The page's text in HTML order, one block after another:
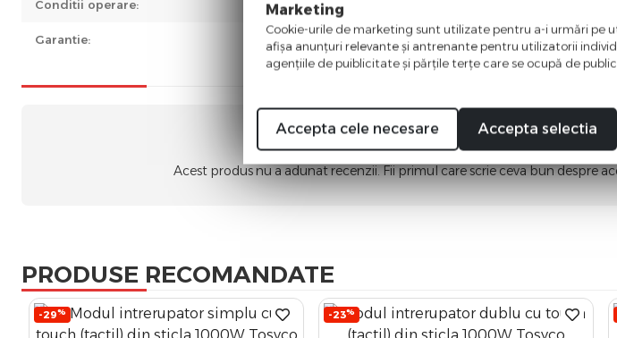
Conditii operare:
Garantie: 3 ani
Nici o recenzie
Acest produs nu a adunat recenzii. Fii primul care scrie ceva bun despre
PRODUSE RECOMANDATE
-29% -23%
Marketing
Cookie-urile de marketing sunt utilizate pentru a-i urmări pe
afişa anunţuri relevante şi antrenante pentru utilizatorii
agenţiile de puiblicitate şi părţile terţe care se ocupă de
Accepta cele necesare Accepta selectia